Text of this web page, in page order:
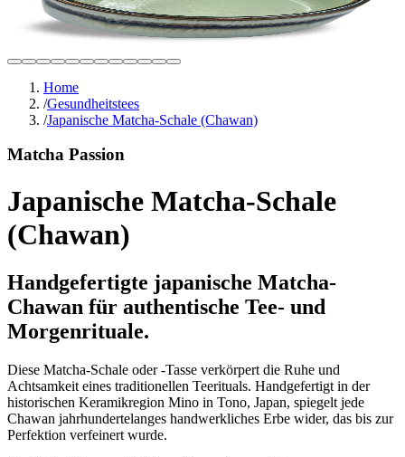
Home
/Gesundheitstees
/Japanische Matcha-Schale (Chawan)
Matcha Passion
Japanische Matcha-Schale
(Chawan)
Handgefertigte japanische Matcha-
Chawan für authentische Tee- und
Morgenrituale.
Diese Matcha-Schale oder -Tasse verkörpert die Ruhe und
Achtsamkeit eines traditionellen Teerituals. Handgefertigt in der
historischen Keramikregion Mino in Tono, Japan, spiegelt jede
Chawan jahrhundertelanges handwerkliches Erbe wider, das bis zur
Perfektion verfeinert wurde.